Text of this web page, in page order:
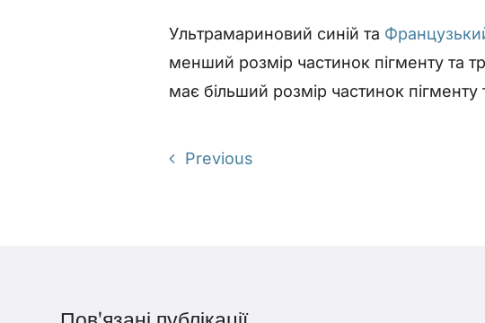
Ультрамариновий синій та
менший розмір частинок пігменту та
має більший розмір частинок
Previous